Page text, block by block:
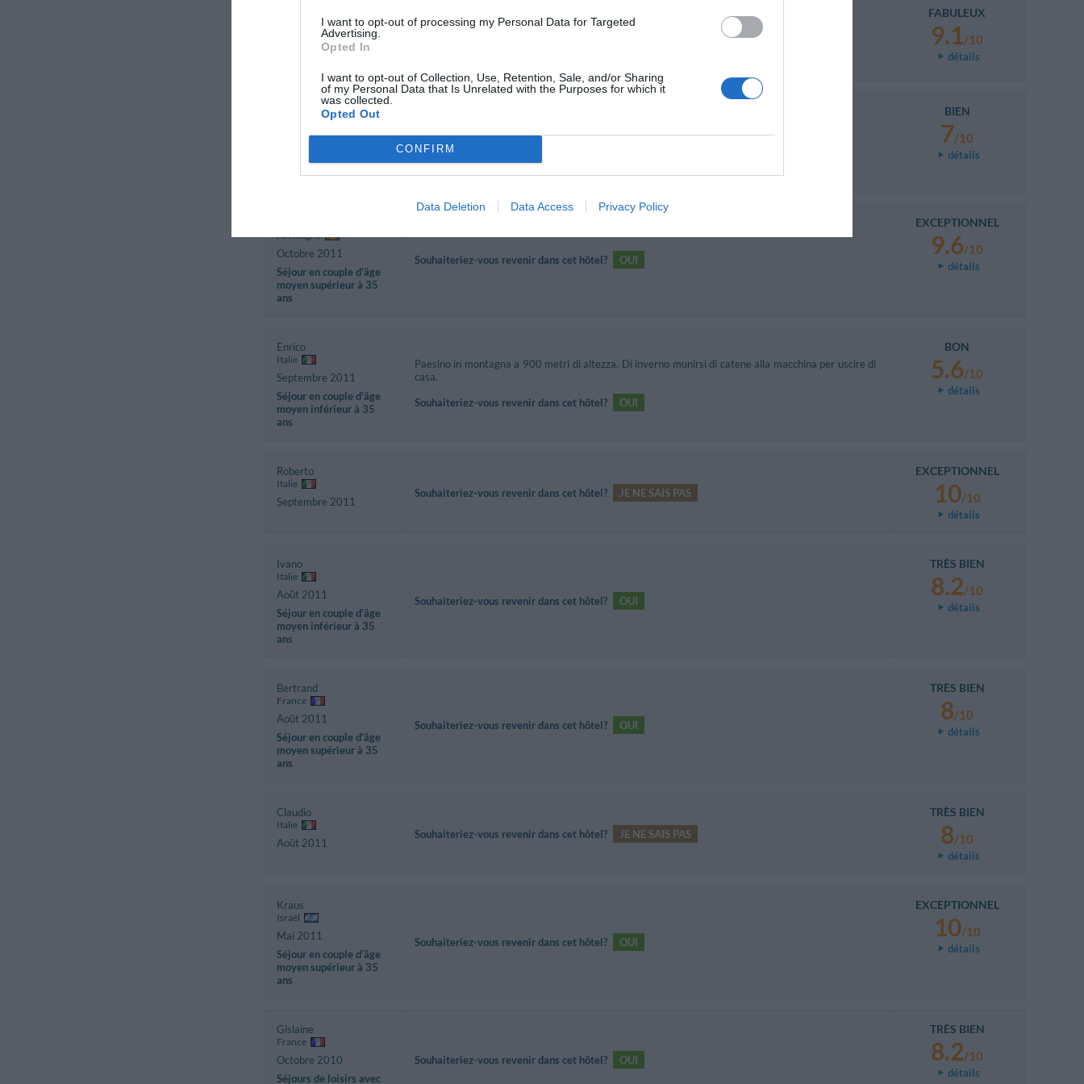
I want to opt-out of processing my Personal Data for Targeted
Advertising.
Opted In
I want to opt-out of Collection, Use, Retention, Sale, and/or Sharing
of my Personal Data that Is Unrelated with the Purposes for which it
was collected.
Opted Out
CONFIRM
Data Deletion Data Access Privacy Policy
Février 2012
FABULEUX
9.1/10
détails
Séjours de loisirs avec
amis/collegues
Souhaiteriez-vous revenir dans cet hôtel?
BIEN
7/10
détails
Allemagne
Octobre 2011
Séjour en couple d'âge
moyen supérieur à 35
ans
Souhaiteriez-vous revenir dans cet hôtel? OUI
EXCEPTIONNEL
9.6/10
détails
Enrico
Italie
Septembre 2011
Séjour en couple d'âge
moyen inférieur à 35
ans
Paesino in montagna a 900 metri di altezza. Di inverno munirsi di catene alla macchina per uscire di
casa.
Souhaiteriez-vous revenir dans cet hôtel?
OUI
BON
5.6/10
détails
Roberto
Italie
Septembre 2011
Souhaiteriez-vous revenir dans cet hôtel? JE NE SAIS PAS
EXCEPTIONNEL
10/10
détails
Ivano
Italie
Août 2011
Séjour en couple d'âge
moyen inférieur à 35
ans
Souhaiteriez-vous revenir dans cet hôtel? OUI
TRÈS BIEN
8.2/10
détails
Bertrand
France
Août 2011
Séjour en couple d'âge
moyen supérieur à 35
ans
Souhaiteriez-vous revenir dans cet hôtel? OUI
TRÈS BIEN
8/10
détails
Claudio
Italie
Août 2011
Souhaiteriez-vous revenir dans cet hôtel? JE NE SAIS PAS
TRÈS BIEN
8/10
détails
Kraus
Israël
Mai 2011
Séjour en couple d'âge
moyen supérieur à 35
ans
Souhaiteriez-vous revenir dans cet hôtel? OUI
EXCEPTIONNEL
10/10
détails
Gislaine
France
Octobre 2010
Séjours de loisirs avec
Souhaiteriez-vous revenir dans cet hôtel? OUI
TRÈS BIEN
8.2/10
détails